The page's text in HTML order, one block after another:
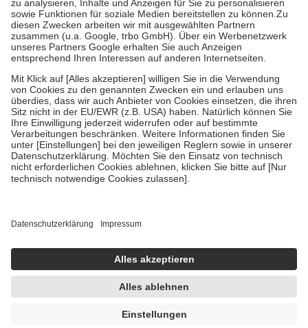
Bei Heilmitteln und häuslicher Krankenpflege beträgt die
Zuzahlung zehn Prozent der Kosten sowie zehn Euro je
Verordnung.
Um das Engagement der Versicherten für ihre eigene Gesundheit zu
stärken und die besondere Stellung der Familie zu unterstützen,
fallenkeine Zuzahlungenan bei:
• Kindern und Jugendlichen bis zum vollendeten 18. Lebensjahr
mit Ausnahme der Fahrkosten
• Untersuchungen zur Vorsorge und Früherkennung, die von der
GKV getragen werden
• empfohlenen Schutzimpfungen
• Harn- und Blutteststreifen
getroffen, um sicherzustellen, dass es sich um echte Bewertungen
https://help.etrusted.com/hc/de/articles/4419944605341
Einige Bilder und Inhalte wurden unter Zuhilfenahme künstlicher